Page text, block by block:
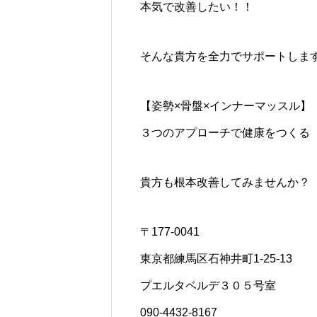
本気で改善したい！！
そんな貴方を全力でサポートしま
【姿勢×骨盤×インナーマッスル】
３つのアプローチで健康をつくる
貴方も根本改善してみませんか？
〒177-0041
東京都練馬区石神井町1-25-13
プエルタベルデ３０５号室
090-4432-8167